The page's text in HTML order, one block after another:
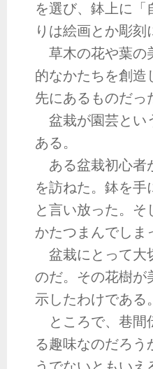
を選び、鉢上に「
りは絵画とか彫
草木の花や葉の
的なかたちを創造
先にあるものだっ
盆栽が園芸とい
ある。
ある盆栽初心者
を訪ねた。鉢を手
と言い放った。
かたつまんでしま
盆栽にとって大
のだ。その花樹が
示したわけである。
ところで、巷間
る趣味なのだろう